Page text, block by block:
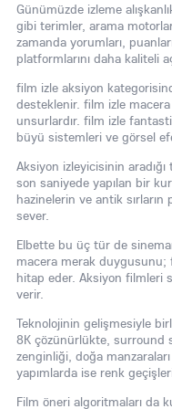
Günümüzde izleme
gibi terimler, arama
zamanda yorumları,
platformlarını daha kaliteli
film izle aksiyon
desteklenir. film izle
unsurlardır. film izle
büyü sistemleri ve görsel
Aksiyon izleyicisinin
son saniyede yapılan bir
hazinelerin ve antik
sever.
Elbette bu üç tür de
macera merak
hitap eder. Aksiyon filmleri
verir.
Teknolojinin gelişmesiyle
8K çözünürlükte, surround
zenginliği, doğa
yapımlarda ise renk
Film öneri algoritmaları da